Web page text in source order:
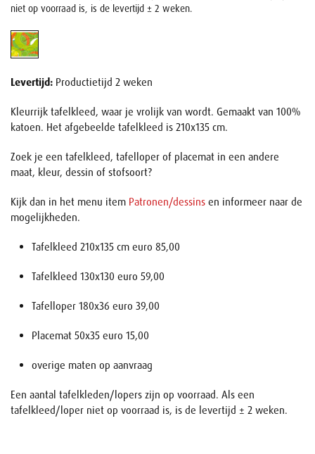
niet op voorraad is, is de levertijd ± 2 weken.
Levertijd: Productietijd 2 weken
Kleurrijk tafelkleed, waar je vrolijk van wordt. Gemaakt van 100%
katoen. Het afgebeelde tafelkleed is 210x135 cm.
Zoek je een tafelkleed, tafelloper of placemat in een andere
maat, kleur, dessin of stofsoort?
Kijk dan in het menu item Patronen/dessins en informeer naar de
mogelijkheden.
Tafelkleed 210x135 cm euro 85,00
Tafelkleed 130x130 euro 59,00
Tafelloper 180x36 euro 39,00
Placemat 50x35 euro 15,00
overige maten op aanvraag
Een aantal tafelkleden/lopers zijn op voorraad. Als een
tafelkleed/loper niet op voorraad is, is de levertijd ± 2 weken.